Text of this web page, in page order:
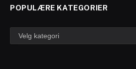
POPULÆRE KATEGORIER
Populære
kategorier